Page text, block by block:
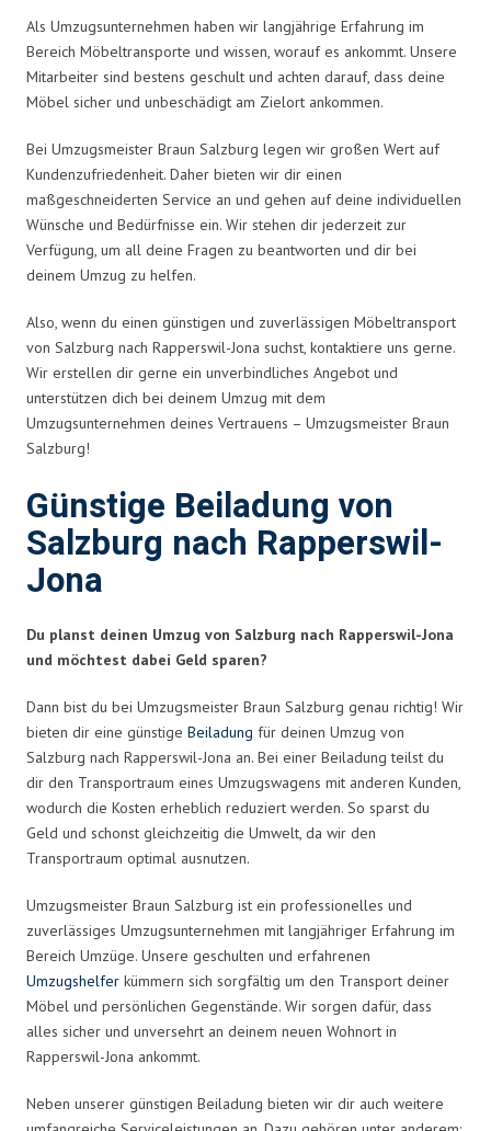
Als Umzugsunternehmen haben wir langjährige Erfahrung im
Bereich Möbeltransporte und wissen, worauf es ankommt. Unsere
Mitarbeiter sind bestens geschult und achten darauf, dass deine
Möbel sicher und unbeschädigt am Zielort ankommen.
Bei Umzugsmeister Braun Salzburg legen wir großen Wert auf
Kundenzufriedenheit. Daher bieten wir dir einen
maßgeschneiderten Service an und gehen auf deine individuellen
Wünsche und Bedürfnisse ein. Wir stehen dir jederzeit zur
Verfügung, um all deine Fragen zu beantworten und dir bei
deinem Umzug zu helfen.
Also, wenn du einen günstigen und zuverlässigen Möbeltransport
von Salzburg nach Rapperswil-Jona suchst, kontaktiere uns gerne.
Wir erstellen dir gerne ein unverbindliches Angebot und
unterstützen dich bei deinem Umzug mit dem
Umzugsunternehmen deines Vertrauens – Umzugsmeister Braun
Salzburg!
Günstige Beiladung von
Salzburg nach Rapperswil-
Jona
Du planst deinen Umzug von Salzburg nach Rapperswil-Jona
und möchtest dabei Geld sparen?
Dann bist du bei Umzugsmeister Braun Salzburg genau richtig! Wir
bieten dir eine günstige Beiladung für deinen Umzug von
Salzburg nach Rapperswil-Jona an. Bei einer Beiladung teilst du
dir den Transportraum eines Umzugswagens mit anderen Kunden,
wodurch die Kosten erheblich reduziert werden. So sparst du
Geld und schonst gleichzeitig die Umwelt, da wir den
Transportraum optimal ausnutzen.
Umzugsmeister Braun Salzburg ist ein professionelles und
zuverlässiges Umzugsunternehmen mit langjähriger Erfahrung im
Bereich Umzüge. Unsere geschulten und erfahrenen
Umzugshelfer kümmern sich sorgfältig um den Transport deiner
Möbel und persönlichen Gegenstände. Wir sorgen dafür, dass
alles sicher und unversehrt an deinem neuen Wohnort in
Rapperswil-Jona ankommt.
Neben unserer günstigen Beiladung bieten wir dir auch weitere